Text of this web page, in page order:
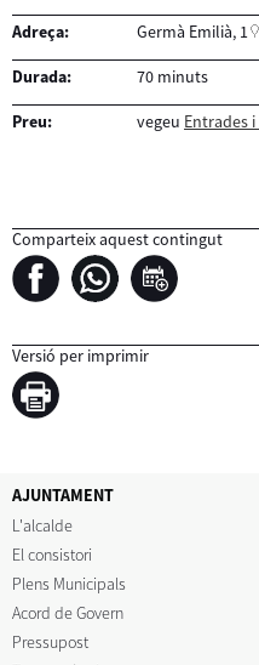
Adreça: Germà Emilià, 1
Durada: 70 minuts
Preu: vegeu Entrades
Comparteix aquest contingut
Versió per imprimir
AJUNTAMENT
L'alcalde
El consistori
Plens Municipals
Acord de Govern
Pressupost